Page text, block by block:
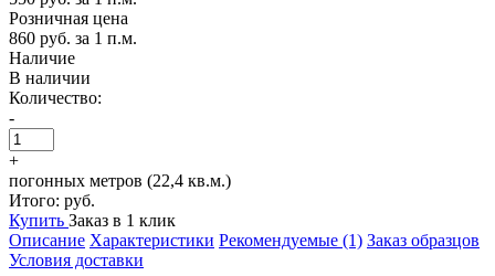
Розничная цена
860 руб. за 1 п.м.
Наличие
В наличии
Количество:
-
+
погонных метров (22,4 кв.м.)
Итого: руб.
Купить Заказ в 1 клик
Описание Характеристики Рекомендуемые (1) Заказ образцов
Условия доставки